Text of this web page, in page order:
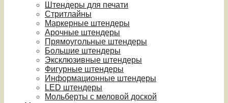
Штендеры для печати
Стритлайны
Маркерные штендеры
Арочные штендеры
Прямоугольные штендеры
Большие штендеры
Эксклюзивные штендеры
Фигурные штендеры
Информационные штендеры
LED штендеры
Мольберты с меловой доской